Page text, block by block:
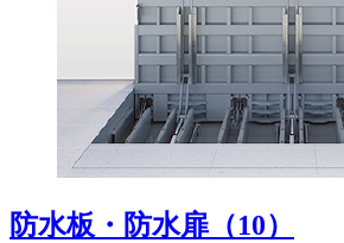
防水板・防水扉 （10）